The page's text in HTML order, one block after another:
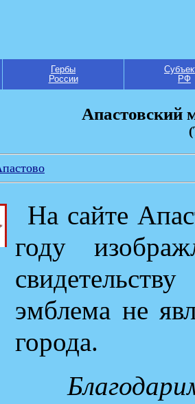
Гербы
России
РФ
Апастовский
На сайте
году
эмблема не
города.